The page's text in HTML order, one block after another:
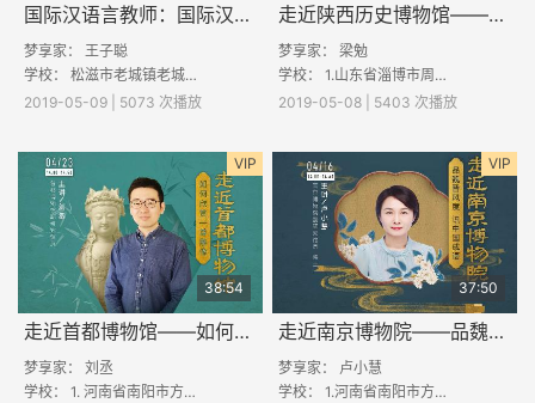
国际汉语言教师：国际汉语言教师是怎样的工作？
梦享家： 王子聪
学校： 松滋市老城镇老城初级中学
2019-05-09 | 5073 次播放
走近陕西历史博物馆——大唐遗风，金银生辉
梦享家： 梁勉
学校： 1.山东省淄博市周村区南郊镇八里小学 2.江西省九江市修水县石坳乡黄源小学 3. 河南方城县袁店回族乡福和希望小学 4.贵州省凯
2019-05-08 | 5403 次播放
VIP
38:54
走近首都博物馆——如何欣赏一尊雕像
梦享家： 刘丞
学校： 1. 河南省南阳市方城县袁店回族乡尚台回族小学 2. 云南省保山市昌宁县耈街乡耈街民族中学 3. 江西省信丰县小河镇犹太奇迹阳光
VIP
37:50
走近南京博物院——品魏晋风度，识中国成语
梦享家： 卢小慧
学校： 1.河南省南阳市方城县袁店回族乡尚台回族小学 2.云南省保山市昌宁县耈街乡耈街民族中学 3.江西省信丰县小河镇犹太奇迹阳光希望小